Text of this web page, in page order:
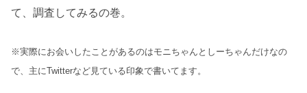
て、調査してみるの巻。
※実際にお会いしたことがあるのはモニちゃんとしーちゃんだけなの
で、主にTwitterなど見ている印象で書いてます。